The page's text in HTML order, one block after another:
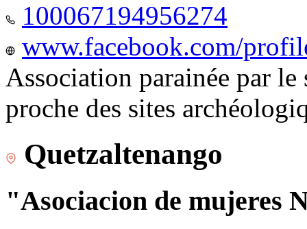
100067194956274
www.facebook.com/
Association parainée par
proche des sites
Quetzaltenango
"Asociacion de mujeres